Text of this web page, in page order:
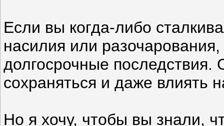
Если вы когда-либо
насилия или
долгосрочные
сохраняться и даже влиять
Но я хочу, чтобы вы знали,